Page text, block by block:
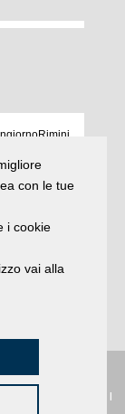
del giorno
notizie
di
|
con le tue
i cookie
vai alla